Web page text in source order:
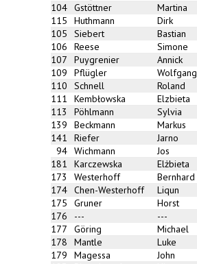
104 Gstöttner Martina
115
Huthmann Dirk
105
Siebert Bastian
106
Reese Simone
107
Puygrenier Annick
109
Pflügler Wolfgang
110
Schnell Roland
111
Kembłowska Elzbieta
113
Pöhlmann Sylvia
139
Beckmann Markus
141
Riefer Jarno
94 Wichmann Jos
181
Karczewska Elżbieta
173
Westerhoff Bernhard
174 Chen-Westerhoff Liqun
175
Gruner Horst
176
--- ---
177
Göring Michael
178
Mantle Luke
179
Magessa John